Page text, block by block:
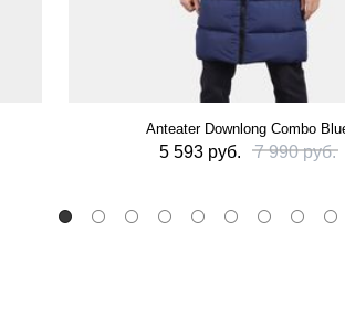
Anteater Downlong Combo
5 593 руб. 7 990 руб.